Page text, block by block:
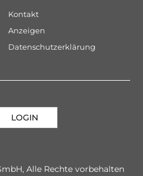
Kontakt
Anzeigen
Datenschutzerklärung
LOGIN
Alle Rechte vorbehalten